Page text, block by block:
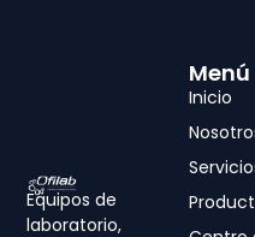
Equipos de
laboratorio,
Menú
Inicio